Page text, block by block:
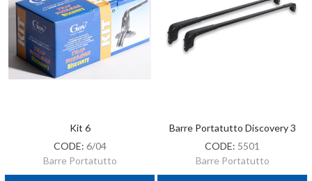
Kit 6
CODE: 6/04
Barre Portatutto
Barre Portatutto Discovery 3
CODE: 5501
Barre Portatutto